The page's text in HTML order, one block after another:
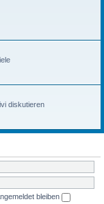
diskutieren
bleiben